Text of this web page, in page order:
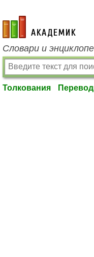
academic.ru
Словари и
Толкования